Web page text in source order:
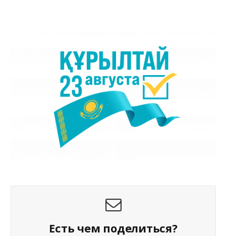
Есть чем поделиться?